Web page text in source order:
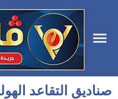
صناديق التقاعد